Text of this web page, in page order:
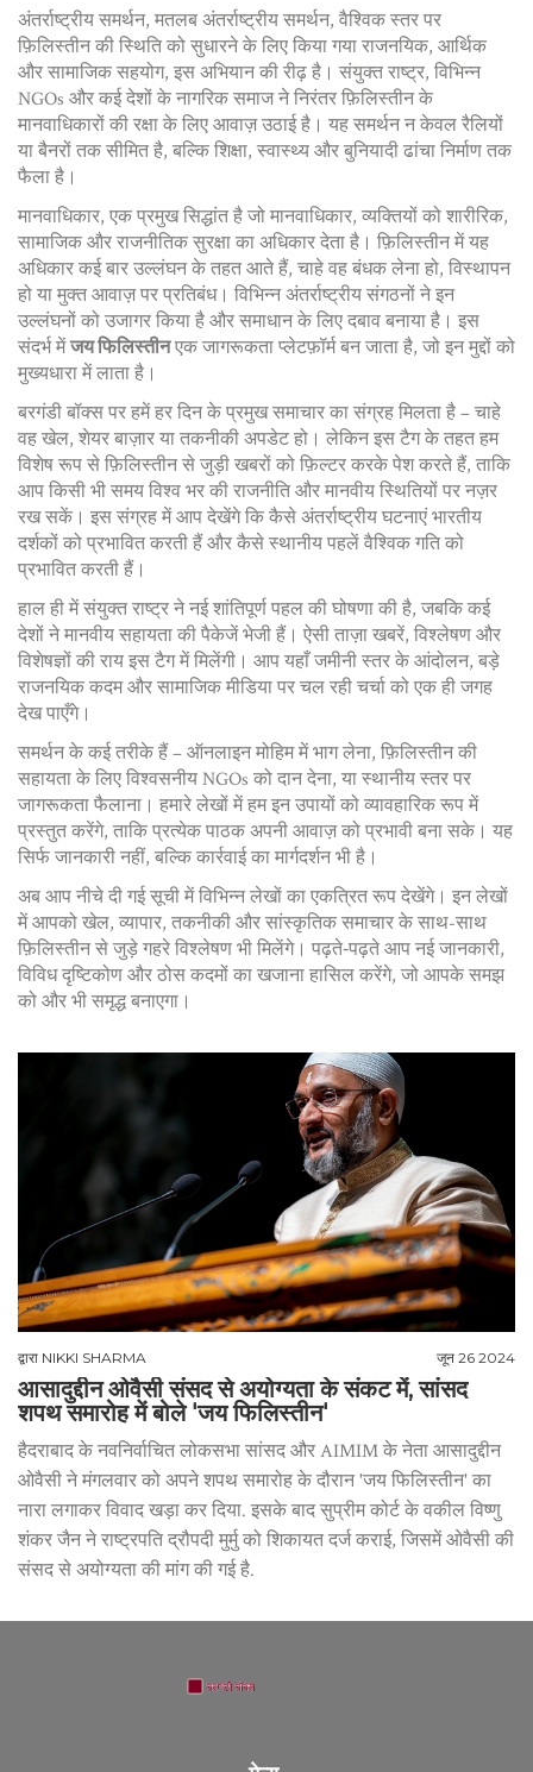
अंतर्राष्ट्रीय समर्थन, मतलबअंतर्राष्ट्रीय समर्थन, वैश्विक स्तर पर
फ़िलिस्तीन की स्थिति को सुधारने के लिए किया गया राजनयिक, आर्थिक
और सामाजिक सहयोग, इस अभियान की रीढ़ है। संयुक्त राष्ट्र, विभिन्न
NGOs और कई देशों के नागरिक समाज ने निरंतर फ़िलिस्तीन के
मानवाधिकारों की रक्षा के लिए आवाज़ उठाई है। यह समर्थन न केवल रैलियों
या बैनरों तक सीमित है, बल्कि शिक्षा, स्वास्थ्य और बुनियादी ढांचा निर्माण तक
फैला है।
मानवाधिकार, एक प्रमुख सिद्धांत है जोमानवाधिकार, व्यक्तियों को शारीरिक,
सामाजिक और राजनीतिक सुरक्षा का अधिकारदेता है। फ़िलिस्तीन में यह
अधिकार कई बार उल्लंघन के तहत आते हैं, चाहे वह बंधक लेना हो, विस्थापन
हो या मुक्त आवाज़ पर प्रतिबंध। विभिन्न अंतर्राष्ट्रीय संगठनों ने इन
उल्लंघनों को उजागर किया है और समाधान के लिए दबाव बनाया है। इस
संदर्भ मेंजय फिलिस्तीनएक जागरूकता प्लेटफ़ॉर्म बन जाता है, जो इन मुद्दों को
मुख्यधारा में लाता है।
बरगंडी बॉक्स पर हमें हर दिन के प्रमुख समाचार का संग्रह मिलता है – चाहे
वह खेल, शेयर बाज़ार या तकनीकी अपडेट हो। लेकिन इस टैग के तहत हम
विशेष रूप से फ़िलिस्तीन से जुड़ी खबरों को फ़िल्टर करके पेश करते हैं, ताकि
आप किसी भी समय विश्व भर की राजनीति और मानवीय स्थितियों पर नज़र
रख सकें। इस संग्रह में आप देखेंगे कि कैसे अंतर्राष्ट्रीय घटनाएं भारतीय
दर्शकों को प्रभावित करती हैं और कैसे स्थानीय पहलें वैश्विक गति को
प्रभावित करती हैं।
हाल ही में संयुक्त राष्ट्र ने नई शांतिपूर्ण पहल की घोषणा की है, जबकि कई
देशों ने मानवीय सहायता की पैकेजें भेजी हैं। ऐसी ताज़ा खबरें, विश्लेषण और
विशेषज्ञों की राय इस टैग में मिलेंगी। आप यहाँ जमीनी स्तर के आंदोलन, बड़े
राजनयिक कदम और सामाजिक मीडिया पर चल रही चर्चा को एक ही जगह
देख पाएँगे।
समर्थन के कई तरीके हैं – ऑनलाइन मोहिम में भाग लेना, फ़िलिस्तीन की
सहायता के लिए विश्वसनीय NGOs को दान देना, या स्थानीय स्तर पर
जागरूकता फैलाना। हमारे लेखों में हम इन उपायों को व्यावहारिक रूप में
प्रस्तुत करेंगे, ताकि प्रत्येक पाठक अपनी आवाज़ को प्रभावी बना सके। यह
सिर्फ जानकारी नहीं, बल्कि कार्रवाई का मार्गदर्शन भी है।
अब आप नीचे दी गई सूची में विभिन्न लेखों का एकत्रित रूप देखेंगे। इन लेखों
में आपको खेल, व्यापार, तकनीकी और सांस्कृतिक समाचार के साथ-साथ
फ़िलिस्तीन से जुड़े गहरे विश्लेषण भी मिलेंगे। पढ़ते‑पढ़ते आप नई जानकारी,
विविध दृष्टिकोण और ठोस कदमों का खजाना हासिल करेंगे, जो आपके समझ
को और भी समृद्ध बनाएगा।
द्वारा NIKKI SHARMA जून 26 2024
आसादुद्दीन ओवैसी संसद से अयोग्यता के संकट में, सांसद
शपथ समारोह में बोले 'जय फिलिस्तीन'
हैदराबाद के नवनिर्वाचित लोकसभा सांसद और AIMIM के नेता आसादुद्दीन
ओवैसी ने मंगलवार को अपने शपथ समारोह के दौरान 'जय फिलिस्तीन' का
नारा लगाकर विवाद खड़ा कर दिया. इसके बाद सुप्रीम कोर्ट के वकील विष्णु
शंकर जैन ने राष्ट्रपति द्रौपदी मुर्मु को शिकायत दर्ज कराई, जिसमें ओवैसी की
संसद से अयोग्यता की मांग की गई है.